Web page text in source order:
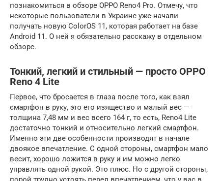
познакомиться в обзоре OPPO Reno4 Pro. Отмечу, что
некоторые пользователи в Украине уже начали
получать новую ColorOS 11, которая работает на базе
Android 11. О ней я обязательно расскажу в отдельном
обзоре.
Тонкий, легкий и стильный — просто OPPO
Reno 4 Lite
Первое, что бросается в глаза после того, как взял
смартфон в руку, это его изящество и малый вес —
толщина 7,48 мм и вес всего 164 г, то есть, Reno4 Lite
достаточно тонкий и относительно легкий смартфон.
Именно эти две особенности производят в начале
двоякое впечатление. С одной стороны, смартфон мало
весит, хорошо ложится в руку и им можно легко
управлять одной рукой. Это плюс. Но с другой стороны,